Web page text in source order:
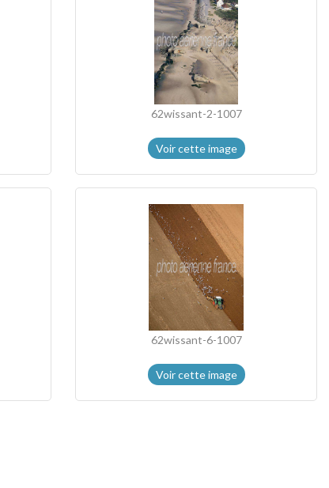
62wissant-2-1007
Voir cette image
62wissant-6-1007
Voir cette image